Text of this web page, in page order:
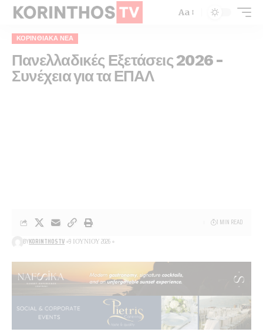
Aa
ΚΟΡΙΝΘΙΑΚΆ ΝΈΑ
Πανελλαδικές Εξετάσεις 2026 –
Συνέχεια για τα ΕΠΑΛ
BYKORINTHOSTV 9 ΙΟΥΝΊΟΥ 2026
1 MIN READ